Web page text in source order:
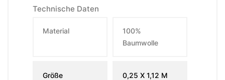
Technische Daten
Material
100%
Baumwolle
Größe 0,25 X 1,12 M